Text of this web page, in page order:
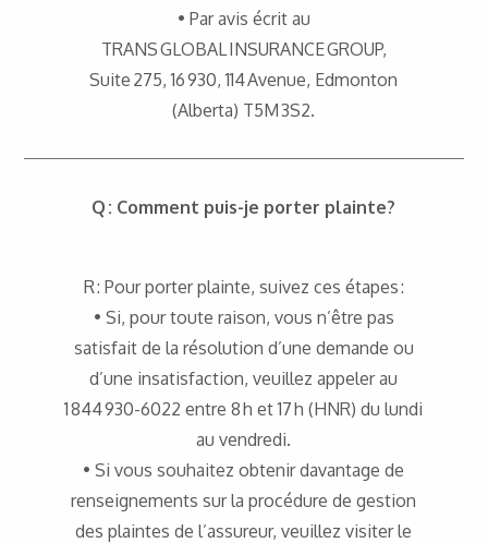
• Par avis écrit au
TRANS GLOBAL INSURANCE GROUP,
Suite 275, 16 930, 114 Avenue, Edmonton
(Alberta) T5M 3S2.
Q : Comment puis-je porter plainte?
R : Pour porter plainte, suivez ces étapes :
• Si, pour toute raison, vous n’être pas
satisfait de la résolution d’une demande ou
d’une insatisfaction, veuillez appeler au
1 844 930-6022 entre 8 h et 17 h (HNR) du lundi
au vendredi.
• Si vous souhaitez obtenir davantage de
renseignements sur la procédure de gestion
des plaintes de l’assureur, veuillez visiter le